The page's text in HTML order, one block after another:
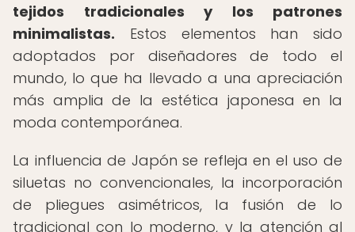
tejidos tradicionales y los patrones
minimalistas. Estos elementos han sido
adoptados por diseñadores de todo el
mundo, lo que ha llevado a una apreciación
más amplia de la estética japonesa en la
moda contemporánea.
La influencia de Japón se refleja en el uso de
siluetas no convencionales, la incorporación
de pliegues asimétricos, la fusión de lo
tradicional con lo moderno, y la atención al